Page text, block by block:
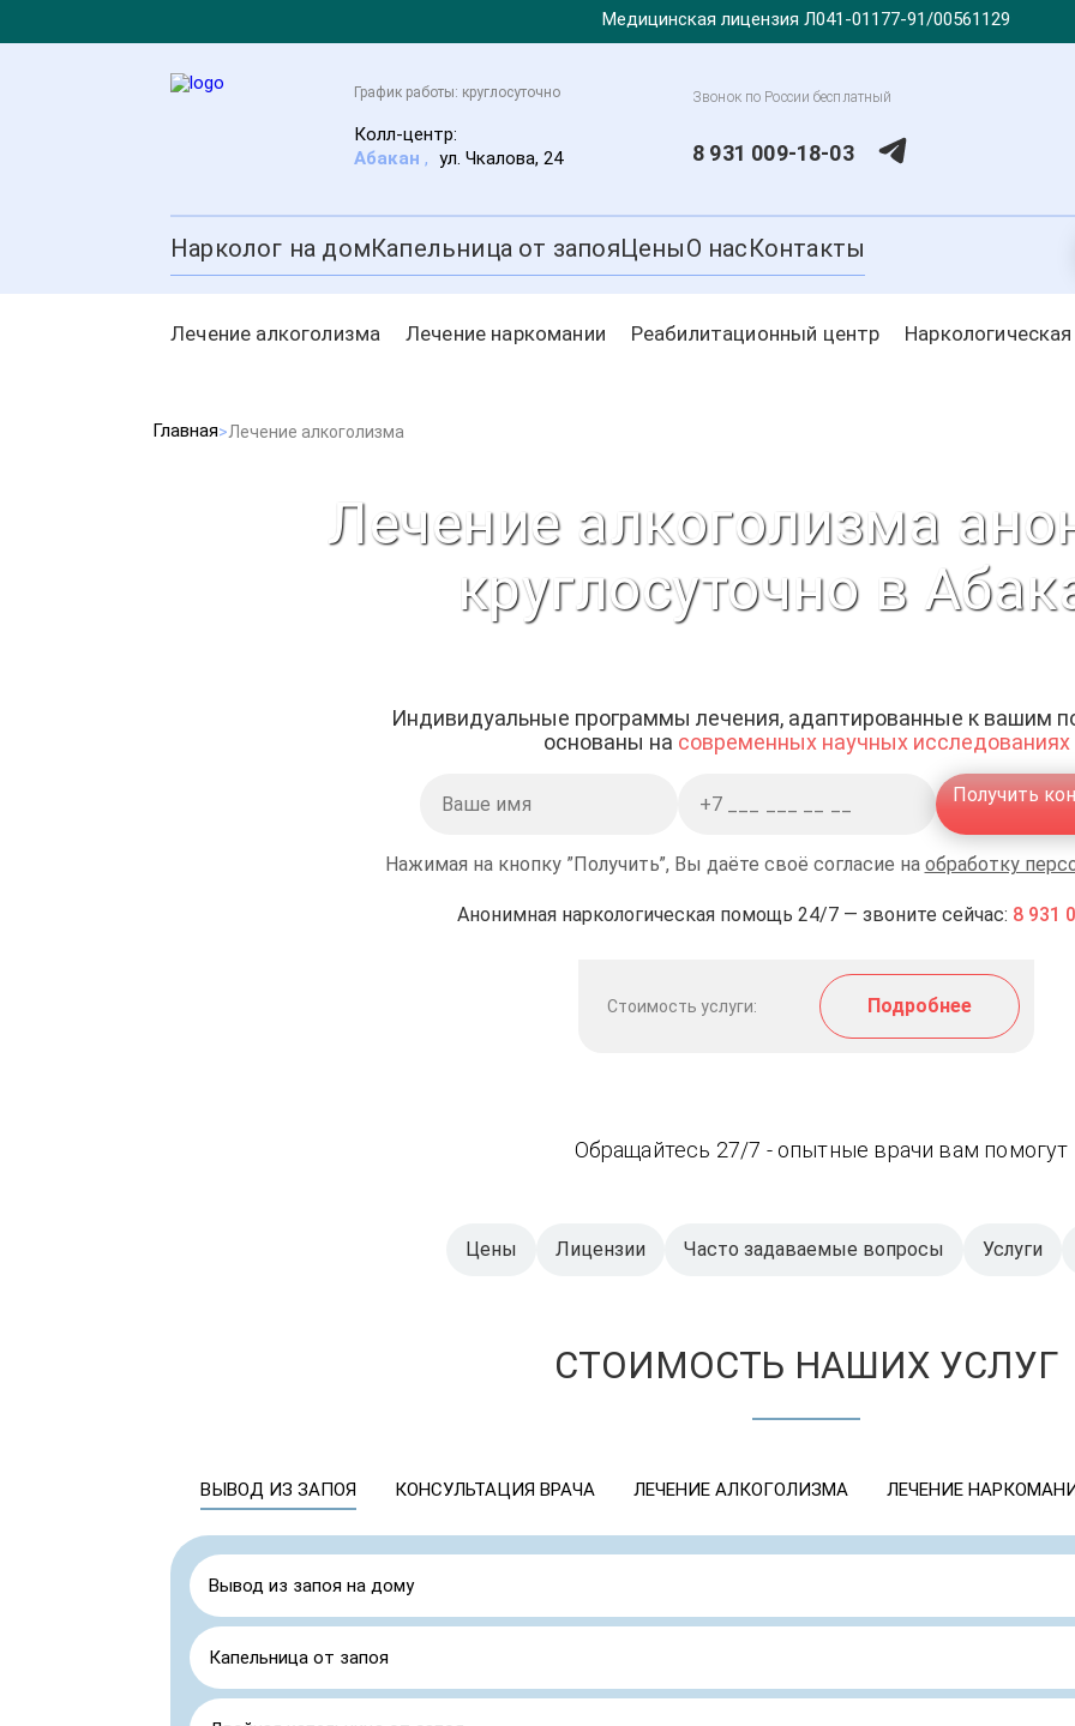
Медицинская лицензия Л041-01177-91/00561129
График работы: круглосуточно
Колл-центр:
Абакан , ул. Чкалова, 24
Звонок по России бесплатный
8 931 009-18-03
Нарколог на домКапельница от запояЦеныО насКонтакты
Лечение алкоголизма Лечение наркомании Реабилитационный центр
Главная Лечение алкоголизма
Лечение алкоголизма
круглосуточно в
Индивидуальные программы лечения, адаптированные к вашим
основаны на современных научных исследованиях
Получить
Нажимая на кнопку ”Получить”, Вы даёте своё согласие на обработку
Анонимная наркологическая помощь 24/7 — звоните сейчас: 8 931
Стоимость услуги: Подробнее
Обращайтесь 27/7 - опытные врачи вам помогут
Цены Лицензии Часто задаваемые вопросы Услуги
СТОИМОСТЬ НАШИХ УСЛУГ
ВЫВОД ИЗ ЗАПОЯ КОНСУЛЬТАЦИЯ ВРАЧА ЛЕЧЕНИЕ АЛКОГОЛИЗМА ЛЕЧЕНИЕ
Вывод из запоя на дому
Капельница от запоя